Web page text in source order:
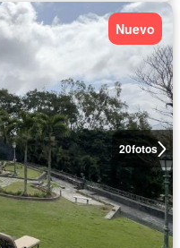
20fotos
Nuevo